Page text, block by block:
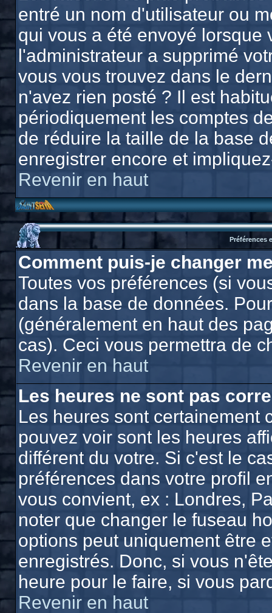
entré un nom d'utilisateur ou
qui vous a été envoyé lorsque
l'administrateur a supprimé
vous vous trouvez dans le
n'avez rien posté ? Il est
périodiquement les comptes
de réduire la taille de la base
enregistrer encore et
Revenir en haut
Préférences
Comment puis-je changer
Toutes vos préférences (si
dans la base de données.
(généralement en haut des
cas). Ceci vous permettra de
Revenir en haut
Les heures ne sont pas
Les heures sont certainement
pouvez voir sont les heures
différent du votre. Si c'est le
préférences dans votre profil
vous convient, ex : Londres,
noter que changer le fuseau
options peut uniquement être
enregistrés. Donc, si vous
heure pour le faire, si vous
Revenir en haut